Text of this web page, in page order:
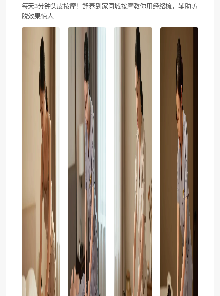
每天3分钟头皮按摩！舒养到家同城按摩教你用经络梳，辅助防
脱效果惊人